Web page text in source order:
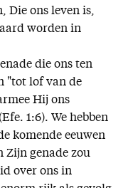
Die ons leven is,
worden in
die ons ten
"tot lof van de
Hij ons
1:6). We hebben
komende eeuwen
Zijn genade zou
over ons in